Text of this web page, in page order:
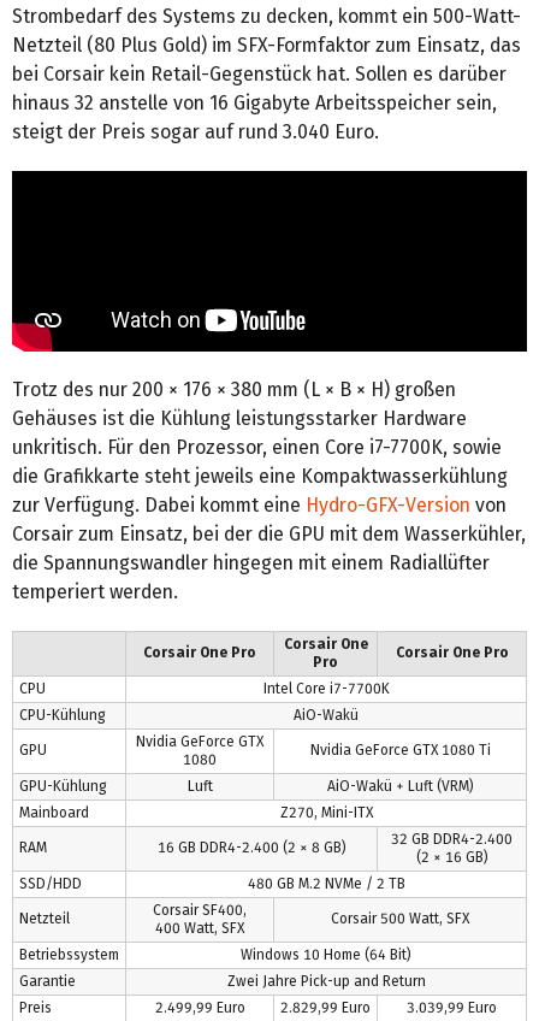
Strombedarf des Systems zu decken, kommt ein 500-Watt-
Netzteil (80 Plus Gold) im SFX-Formfaktor zum Einsatz, das
bei Corsair kein Retail-Gegenstück hat. Sollen es darüber
hinaus 32 anstelle von 16 Gigabyte Arbeitsspeicher sein,
steigt der Preis sogar auf rund 3.040 Euro.
Trotz des nur 200 × 176 × 380 mm (L × B × H) großen
Gehäuses ist die Kühlung leistungsstarker Hardware
unkritisch. Für den Prozessor, einen Core i7-7700K, sowie
die Grafikkarte steht jeweils eine Kompaktwasserkühlung
zur Verfügung. Dabei kommt eine Hydro-GFX-Version von
Corsair zum Einsatz, bei der die GPU mit dem Wasserkühler,
die Spannungswandler hingegen mit einem Radiallüfter
temperiert werden.
Corsair One Pro
Corsair One
Pro
Corsair One Pro
CPU
Intel Core i7-7700K
CPU-Kühlung
AiO-Wakü
GPU
Nvidia GeForce GTX
1080
Nvidia GeForce GTX 1080 Ti
GPU-Kühlung Luft
AiO-Wakü + Luft (VRM)
Mainboard
Z270, Mini-ITX
RAM 16 GB DDR4-2.400 (2 × 8 GB)
32 GB DDR4-2.400
(2 × 16 GB)
SSD/HDD
480 GB M.2 NVMe / 2 TB
Netzteil
Corsair SF400,
400 Watt, SFX
Corsair 500 Watt, SFX
Betriebssystem
Windows 10 Home (64 Bit)
Garantie
Zwei Jahre Pick-up and Return
Preis
2.499,99 Euro 2.829,99 Euro 3.039,99 Euro